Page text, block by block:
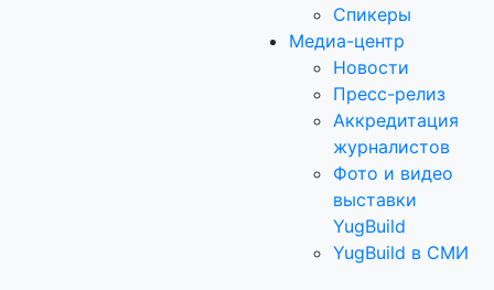
Спикеры
Медиа-центр
Новости
Пресс-релиз
Аккредитация
журналистов
Фото и видео
выставки
YugBuild
YugBuild в СМИ